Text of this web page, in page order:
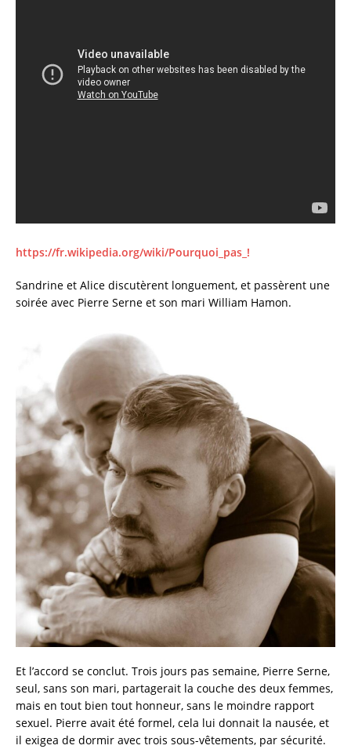
https://fr.wikipedia.org/wiki/Pourquoi_pas_!
Sandrine et Alice discutèrent longuement, et passèrent une
soirée avec Pierre Serne et son mari William Hamon.
Et l’accord se conclut. Trois jours pas semaine, Pierre Serne,
seul, sans son mari, partagerait la couche des deux femmes,
mais en tout bien tout honneur, sans le moindre rapport
sexuel. Pierre avait été formel, cela lui donnait la nausée, et
il exigea de dormir avec trois sous-vêtements, par sécurité.